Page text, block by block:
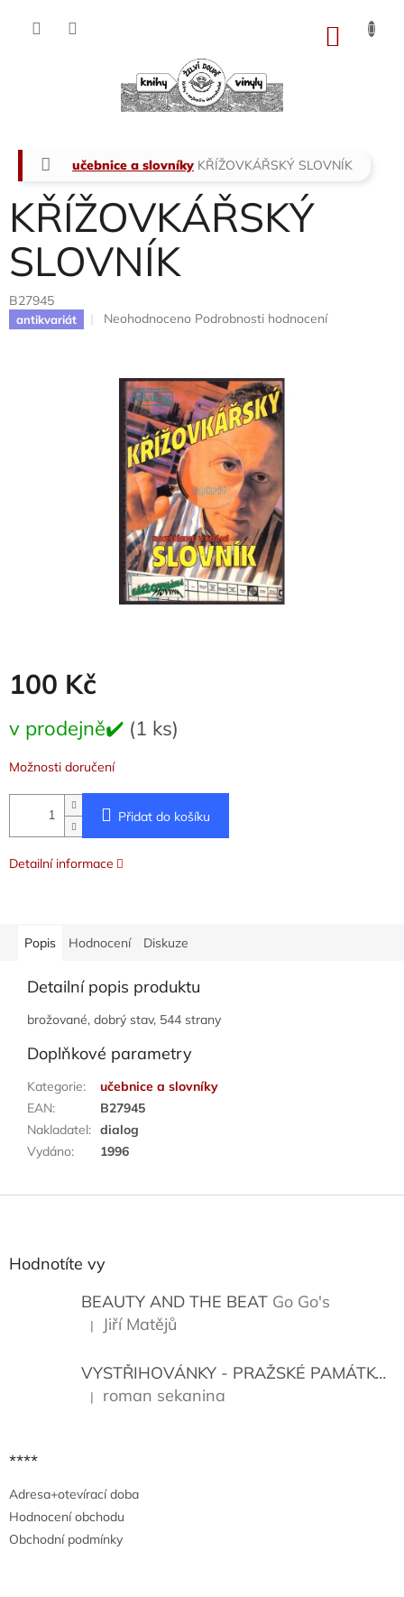
Domů
učebnice a slovníky KŘÍŽOVKÁŘSKÝ SLOVNÍK
KŘÍŽOVKÁŘSKÝ
SLOVNÍK
B27945
antikvariát
Průměrné
hvězdiček.
Neohodnoceno Podrobnosti hodnocení
100 Kč
cena:
v prodejně✔️ (1 ks)
Možnosti doručení
Přidat do košíku
Detailní informace
Popis Hodnocení Diskuze
Detailní popis produktu
brožované, dobrý stav, 544 strany
Doplňkové parametry
Kategorie:
učebnice a slovníky
EAN:
B27945
Nakladatel: dialog
Vydáno: 1996
Z
Hodnotíte vy
BEAUTY AND THE BEAT Go Go's
Hodnocení produktu je 5 z 5 hvězdiček.
| Jiří Matějů
VYSTŘIHOVÁNKY - PRAŽSKÉ PAMÁTKY
Hodnocení produktu je 5 z 5 hvězdiček.
| roman sekanina
****
Adresa+otevírací doba
Hodnocení obchodu
Obchodní podmínky